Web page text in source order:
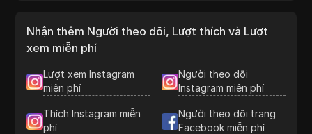
Nhận thêm Người theo dõi, Lượt thích và Lượt
xem miễn phí
Lượt xem Instagram
miễn phí
Người theo dõi
Instagram miễn phí
Thích Instagram miễn
phí
Người theo dõi trang
Facebook miễn phí